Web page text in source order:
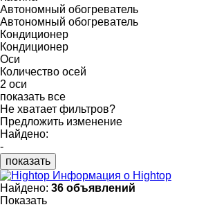
Автономный обогреватель
Автономный обогреватель
Кондиционер
Кондиционер
Оси
Количество осей
2 оси
показать все
Не хватает фильтров?
Предложить изменение
Найдено:
-
показать
Информация о Hightop
Найдено: 36 объявлений
Показать